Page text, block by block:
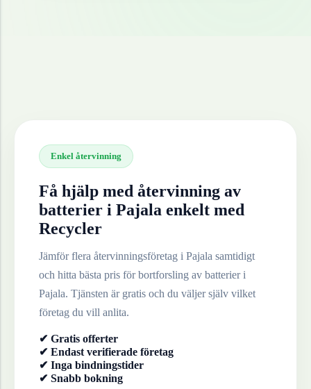
Enkel återvinning
Få hjälp med återvinning av
batterier i Pajala enkelt med
Recycler
Jämför flera återvinningsföretag i Pajala samtidigt
och hitta bästa pris för bortforsling av batterieri
Pajala. Tjänsten är gratis och du väljer själv vilket
företag du vill anlita.
✔ Gratis offerter
✔ Endast verifierade företag
✔ Inga bindningstider
✔ Snabb bokning